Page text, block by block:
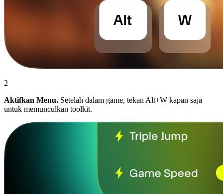
2
Aktifkan Menu. Setelah dalam game, tekan Alt+W kapan saja
untuk memunculkan toolkit.